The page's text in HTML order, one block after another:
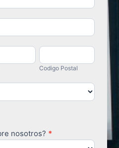
Codigo
Codigo Postal
nosotros? *